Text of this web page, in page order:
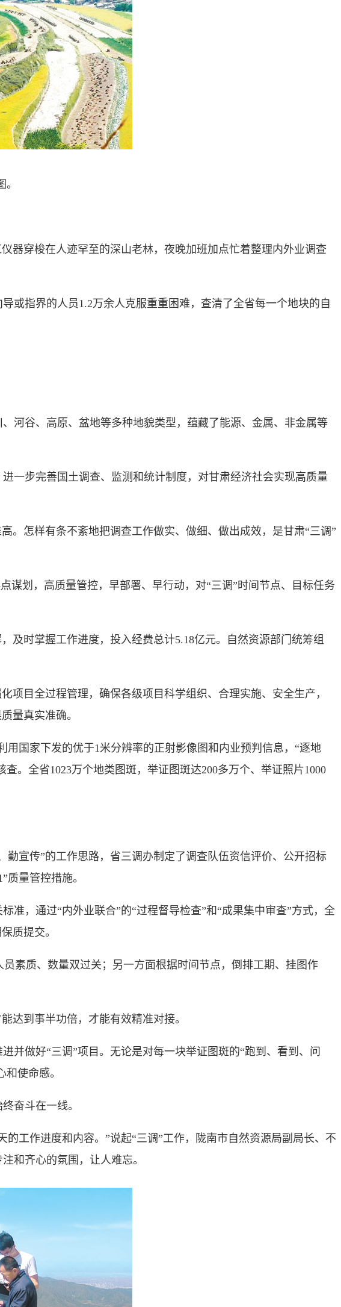
穿梭在人迹罕至的深山老林，夜晚加班加点忙着整理内外业调查
指界的人员1.2万余人克服重重困难，查清了全省每一个地块的自
谷、高原、盆地等多种地貌类型，蕴藏了能源、金属、非金属等
步完善国土调查、监测和统计制度，对甘肃经济社会实现高质量
怎样有条不紊地把调查工作做实、做细、做出成效，是甘肃“三调”
划，高质量管控，早部署、早行动，对“三调”时间节点、目标任务
时掌握工作进度，投入经费总计5.18亿元。自然资源部门统筹组
目全过程管理，确保各级项目科学组织、合理实施、安全生产，
量真实准确。
国家下发的优于1米分辨率的正射影像图和内业预判信息，“逐地
。全省1023万个地类图斑，举证图斑达200多万个、举证照片1000
宣传”的工作思路，省三调办制定了调查队伍资信评价、公开招标
量管控措施。
，通过“内外业联合”的“过程督导检查”和“成果集中审查”方式，全
质提交。
素质、数量双过关；另一方面根据时间节点，倒排工期、挂图作
到事半功倍，才能有效精准对接。
做好“三调”项目。无论是对每一块举证图斑的“跑到、看到、问
使命感。
奋斗在一线。
工作进度和内容。”说起“三调”工作，陇南市自然资源局副局长、不
和齐心的氛围，让人难忘。